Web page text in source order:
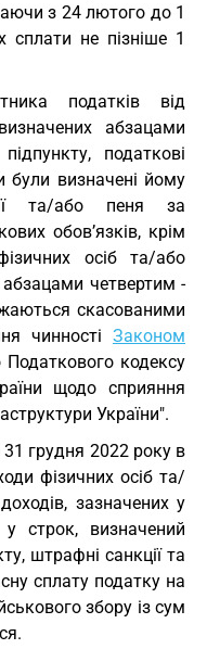
з 24 лютого до 1
сплати не пізніше 1
податків від
абзацами
податкові
були визначені йому
та/або пеня за
обов’язків, крім
осіб та/або
абзацами четвертим -
скасованими
чинності Законом
кодексу
щодо сприяння
України".
грудня 2022 року в
фізичних осіб та/
зазначених у
у строк, визначений
штрафні санкції та
сплату податку на
збору із сум